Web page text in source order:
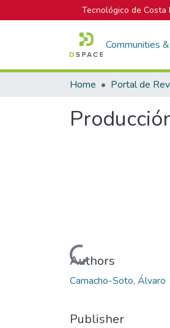
Tecnológico de Costa
Communities
Home
Loading...
Authors
Camacho-Soto, Álvaro
Publisher